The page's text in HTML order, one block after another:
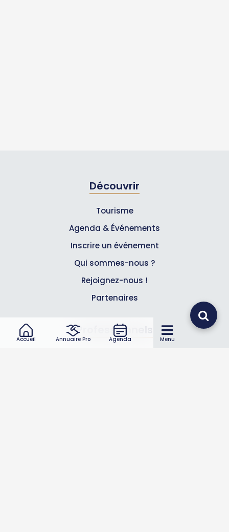
Accueil Annuaire Pro Agenda Menu
Découvrir
Tourisme
Agenda & Événements
Inscrire un événement
Qui sommes-nous ?
Rejoignez-nous !
Partenaires
Professionnels